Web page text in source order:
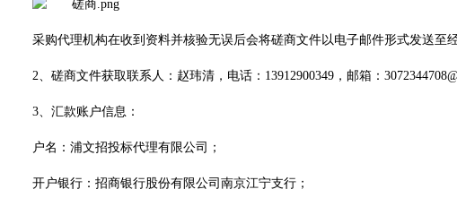
采购代理机构在收到资料并核验无误后会将磋商文件以电子邮件形式发送至
2 磋商文件获取联系人：赵玮清，电话： 13912900349 ，邮箱：
3 汇款账户信息：
户名：浦文招投标代理有限公司；
开户银行：招商银行股份有限公司南京江宁支行；